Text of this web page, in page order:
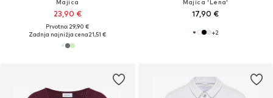
Majica
23,90 €
Prvotno: 29,90 €
Zadnja najnižja cena21,51 €
Majica 'Lena'
17,90 €
+2